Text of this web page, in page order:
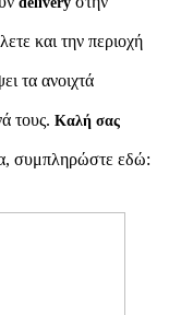
και την περιοχή
τα ανοιχτά
τους. Καλή σας
συμπληρώστε εδώ: